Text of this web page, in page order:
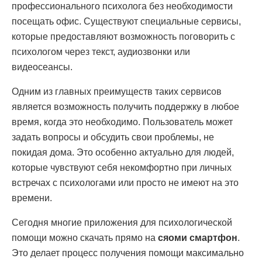
профессионального психолога без необходимости
посещать офис. Существуют специальные сервисы,
которые предоставляют возможность поговорить с
психологом через текст, аудиозвонки или
видеосеансы.
Одним из главных преимуществ таких сервисов
является возможность получить поддержку в любое
время, когда это необходимо. Пользователь может
задать вопросы и обсудить свои проблемы, не
покидая дома. Это особенно актуально для людей,
которые чувствуют себя некомфортно при личных
встречах с психологами или просто не имеют на это
времени.
Сегодня многие приложения для психологической
помощи можно скачать прямо на сяоми смартфон.
Это делает процесс получения помощи максимально